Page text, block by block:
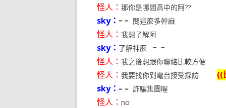
怪人： 那你是哪間高中的阿??
sky： = = 問這麼多幹麻
怪人： 我想了解阿
sky： 了解神麼 = =
怪人： 我之後想跟你聯絡比較方便
怪人： 我要找你到電台接受採訪 ((
sky： = = 詐騙集團喔
怪人： no